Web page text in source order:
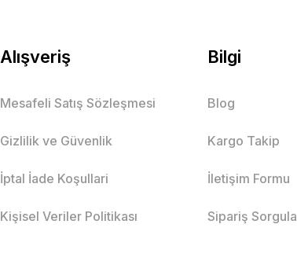
Alışveriş
Mesafeli Satış Sözleşmesi
Gizlilik ve Güvenlik
İptal İade Koşullari
Kişisel Veriler Politikası
Bilgi
Blog
Kargo Takip
İletişim Formu
Sipariş Sorgula